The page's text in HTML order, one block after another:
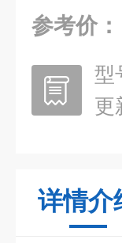
参考价：
型
更
详情介